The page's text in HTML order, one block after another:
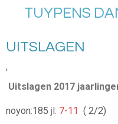
naar
de
hoofdinhoud
TUYPENS
UITSLAGEN
'
Uitslagen 2017
noyon:185 jl: 7-11 ( 2/2)